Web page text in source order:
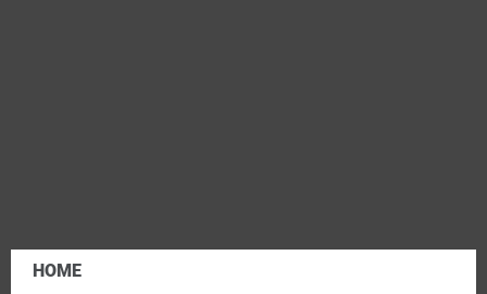
HOME